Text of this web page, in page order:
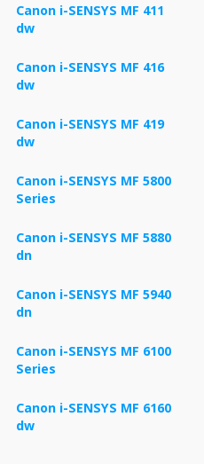
Canon i-SENSYS MF 411
dw
Canon i-SENSYS MF 416
dw
Canon i-SENSYS MF 419
dw
Canon i-SENSYS MF 5800
Series
Canon i-SENSYS MF 5880
dn
Canon i-SENSYS MF 5940
dn
Canon i-SENSYS MF 6100
Series
Canon i-SENSYS MF 6160
dw